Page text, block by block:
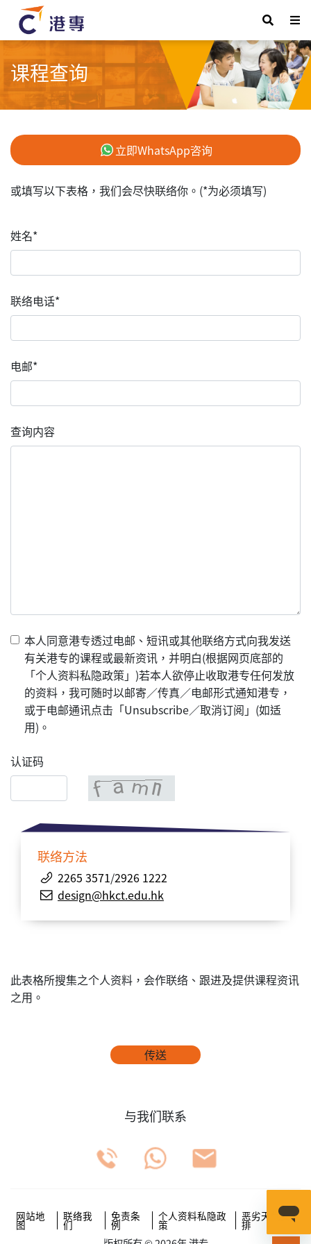
课程查询
立即WhatsApp咨询
或填写以下表格，我们会尽快联络你。(*为必须填写)
姓名*
联络电话*
电邮*
查询内容
本人同意港专透过电邮、短讯或其他联络方式向我发送
有关港专的课程或最新资讯，并明白(根据网页底部的
「个人资料私隐政策」)若本人欲停止收取港专任何发放
的资料，我可随时以邮寄／传真／电邮形式通知港专，
或于电邮通讯点击「Unsubscribe／取消订阅」(如适
用)。
认证码
联络方法
2265 3571/2926 1222
design@hkct.edu.hk
此表格所搜集之个人资料，会作联络、跟进及提供课程资讯
之用。
传送
与我们联系
网站地
图
联络我
们
免责条
例
个人资料私隐政
策
恶劣天气安
排